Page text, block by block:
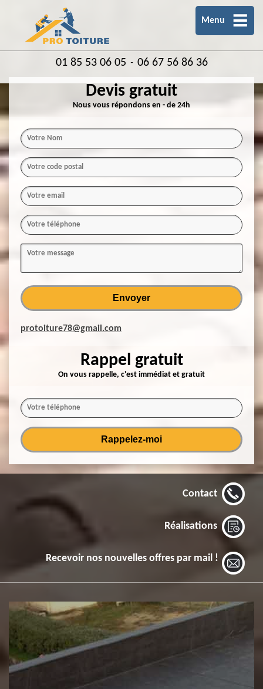
Menu
01 85 53 06 05 - 06 67 56 86 36
Devis gratuit
Nous vous répondons en - de 24h
protoiture78@gmail.com
Rappel gratuit
On vous rappelle, c'est immédiat et gratuit
Contact
Réalisations
Recevoir nos nouvelles offres par mail !